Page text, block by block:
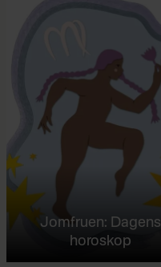
Jomfruen: Dagens
horoskop